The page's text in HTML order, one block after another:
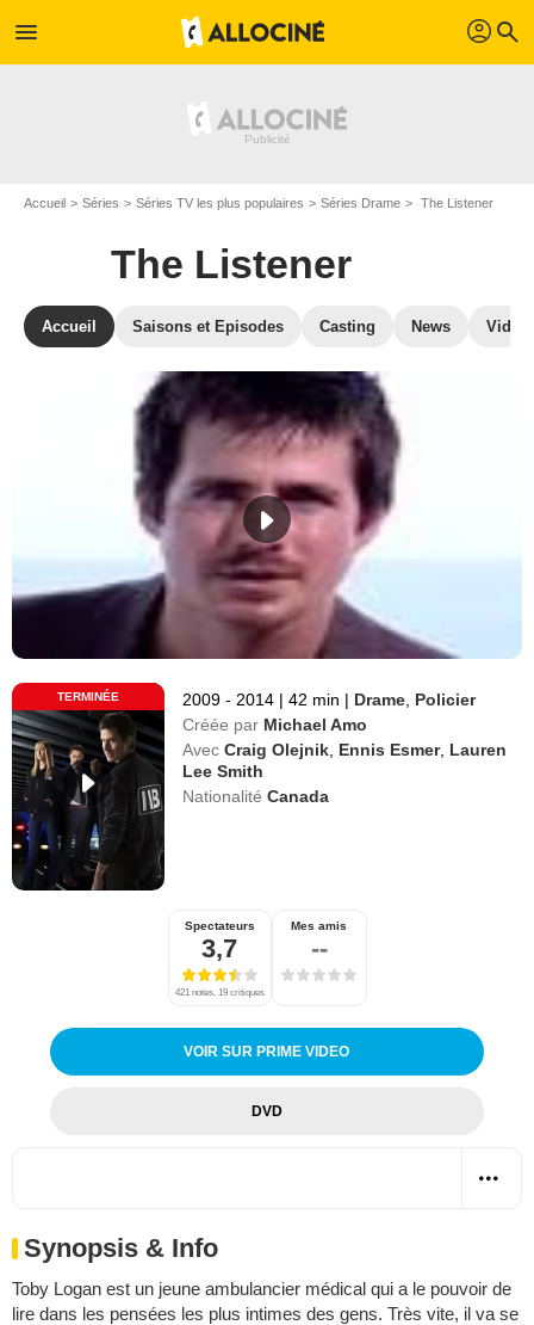
menu profil search
Accueil Séries Séries TV les plus populaires Séries Drame The Listener
The Listener
Accueil Saisons et Episodes Casting News
TERMINÉE 2009 - 2014 | 42 min | Drame Policier
Créée par Michael Amo
Avec Craig Olejnik Ennis Esmer, Lauren
Lee Smith
Nationalité Canada
Spectateurs
3,7
421 notes, 19 critiques
Mes amis
--
VOIR SUR PRIME VIDEO
DVD
Synopsis & Info
Toby Logan est un jeune ambulancier médical qui a le pouvoir de
lire dans les pensées les plus intimes des gens. Très vite, il va se